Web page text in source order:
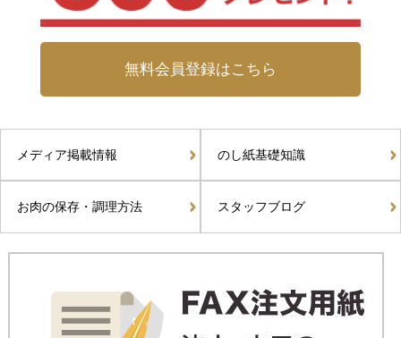
無料会員登録はこちら
メディア掲載情報 のし紙基礎知識
お肉の保存・調理方法 スタッフブログ